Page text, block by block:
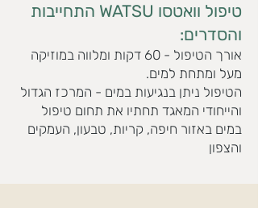
טיפול וואטסו WATS
U התחייבות
והסדרים:
אורך הטיפול - 60 דקות ומלווה במוזיקה
מעל ומתחת למים.
הטיפול ניתן בנגיעות במים - המרכז הגדול
והייחודי המאגד תחתיו את תחום טיפול
במים באזור חיפה, קריות, טבעון, העמקים
והצפון